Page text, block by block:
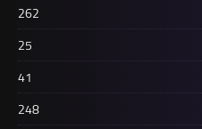
262
25
41
248